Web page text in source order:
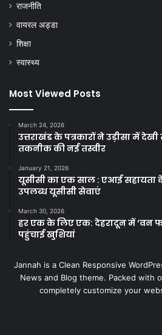
राजनीति
वायरल अड्डा
शिक्षा
स्वास्थ्य
Most Viewed Posts
March 24, 2026
उत्तराखंड के पत्रकारों ने उड़ीसा में
तकनीक की नई तस्वीर
January 21, 2026
यूसीसी का एक साल : एआई सहायता
उपलब्ध यूसीसी सेवाएं
March 30, 2026
हर एक के लिए एक: देहरादून में ‘वन
पहुंचाई खुशियां
Jannah is a Clean Responsive
News and Blog theme. Packed with
completely customize your